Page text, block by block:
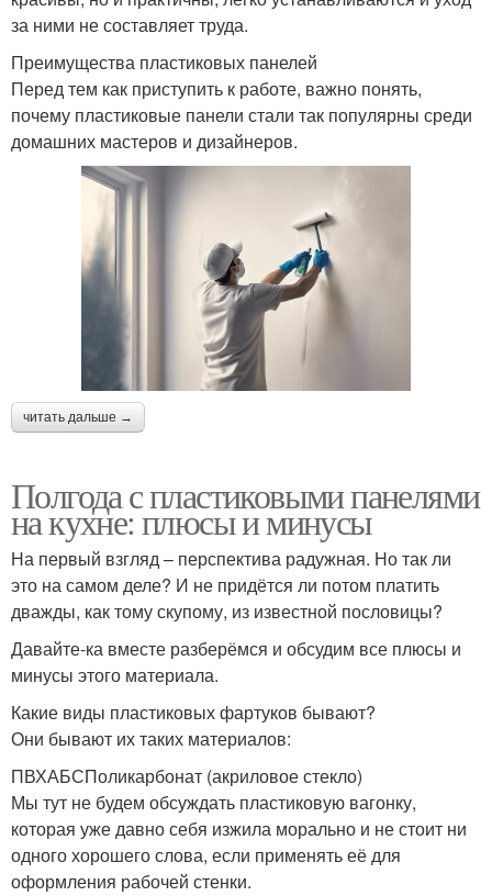
за ними не составляет труда.
Преимущества пластиковых панелей
Перед тем как приступить к работе, важно понять,
почему пластиковые панели стали так популярны среди
домашних мастеров и дизайнеров.
читать дальше →
Полгода с пластиковыми панелями
на кухне: плюсы и минусы
На первый взгляд – перспектива радужная. Но так ли
это на самом деле? И не придётся ли потом платить
дважды, как тому скупому, из известной пословицы?
Давайте-ка вместе разберёмся и обсудим все плюсы и
минусы этого материала.
Какие виды пластиковых фартуков бывают?
Они бывают их таких материалов:
ПВХАБСПоликарбонат (акриловое стекло)
Мы тут не будем обсуждать пластиковую вагонку,
которая уже давно себя изжила морально и не стоит ни
одного хорошего слова, если применять её для
оформления рабочей стенки.